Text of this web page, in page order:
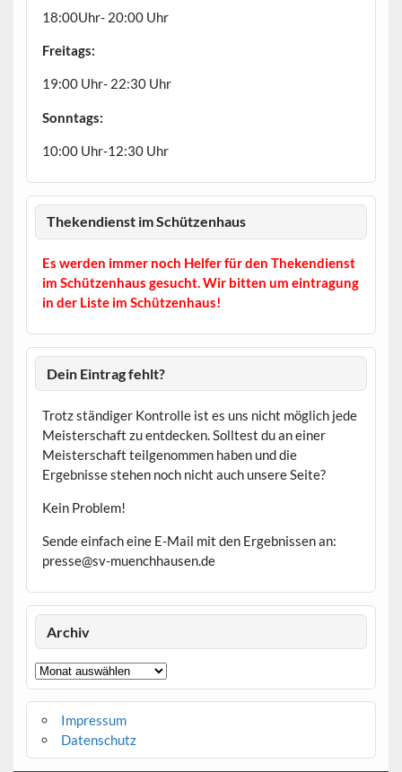
18:00Uhr- 20:00 Uhr
Freitags:
19:00 Uhr- 22:30 Uhr
Sonntags:
10:00 Uhr-12:30 Uhr
Thekendienst im Schützenhaus
Es werden immer noch Helfer für den Thekendienst
im Schützenhaus gesucht. Wir bitten um eintragung
in der Liste im Schützenhaus!
Dein Eintrag fehlt?
Trotz ständiger Kontrolle ist es uns nicht möglich jede
Meisterschaft zu entdecken. Solltest du an einer
Meisterschaft teilgenommen haben und die
Ergebnisse stehen noch nicht auch unsere Seite?
Kein Problem!
Sende einfach eine E-Mail mit den Ergebnissen an:
presse@sv-muenchhausen.de
Archiv
Archiv
Impressum
Datenschutz